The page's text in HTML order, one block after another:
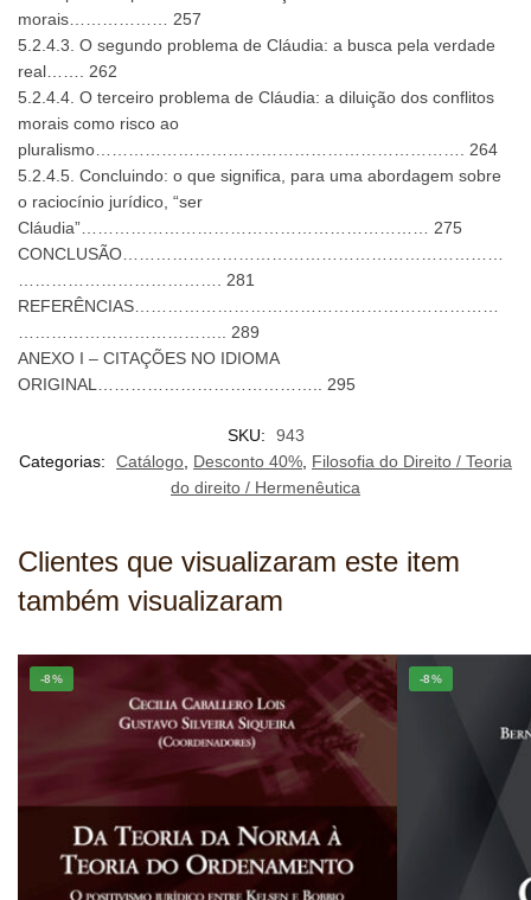
morais……………… 257
5.2.4.3. O segundo problema de Cláudia: a busca pela verdade
real……. 262
5.2.4.4. O terceiro problema de Cláudia: a diluição dos conflitos
morais como risco ao
pluralismo…………………………………………………………. 264
5.2.4.5. Concluindo: o que significa, para uma abordagem sobre
o raciocínio jurídico, “ser
Cláudia”……………………………………………………… 275
CONCLUSÃO……………………………………………………………
………………………………. 281
REFERÊNCIAS…………………………………………………………
……………………………….. 289
ANEXO I – CITAÇÕES NO IDIOMA
ORIGINAL………………………………….. 295
SKU:
943
Categorias:
Catálogo Desconto 40% Filosofia do Direito / Teoria
do direito / Hermenêutica
Clientes que visualizaram este item
também visualizaram
-8% -8%